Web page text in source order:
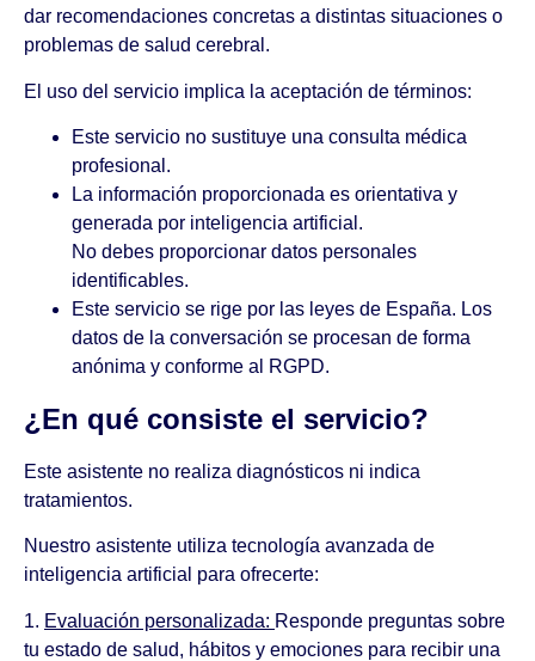
dar recomendaciones concretas a distintas situaciones o
problemas de salud cerebral .
El uso del servicio implica la aceptación de términos:
Este servicio no sustituye una consulta médica
profesional.
La información proporcionada es orientativa y
generada por inteligencia artificial.
No debes proporcionar datos personales
identificables.
Este servicio se rige por las leyes de España. Los
datos de la conversación se procesan de forma
anónima y conforme al RGPD.
¿En qué consiste el servicio?
Este asistente no realiza diagnósticos ni indica
tratamientos.
Nuestro asistente utiliza tecnología avanzada de
inteligencia artificial para ofrecerte:
1. Evaluación personalizada: Responde preguntas sobre
tu estado de salud, hábitos y emociones para recibir una